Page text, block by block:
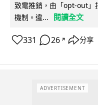
致電推銷，由「opt-out」
機制。違...
閱讀全文
331 26 ↗ 分享
ADVERTISEMENT